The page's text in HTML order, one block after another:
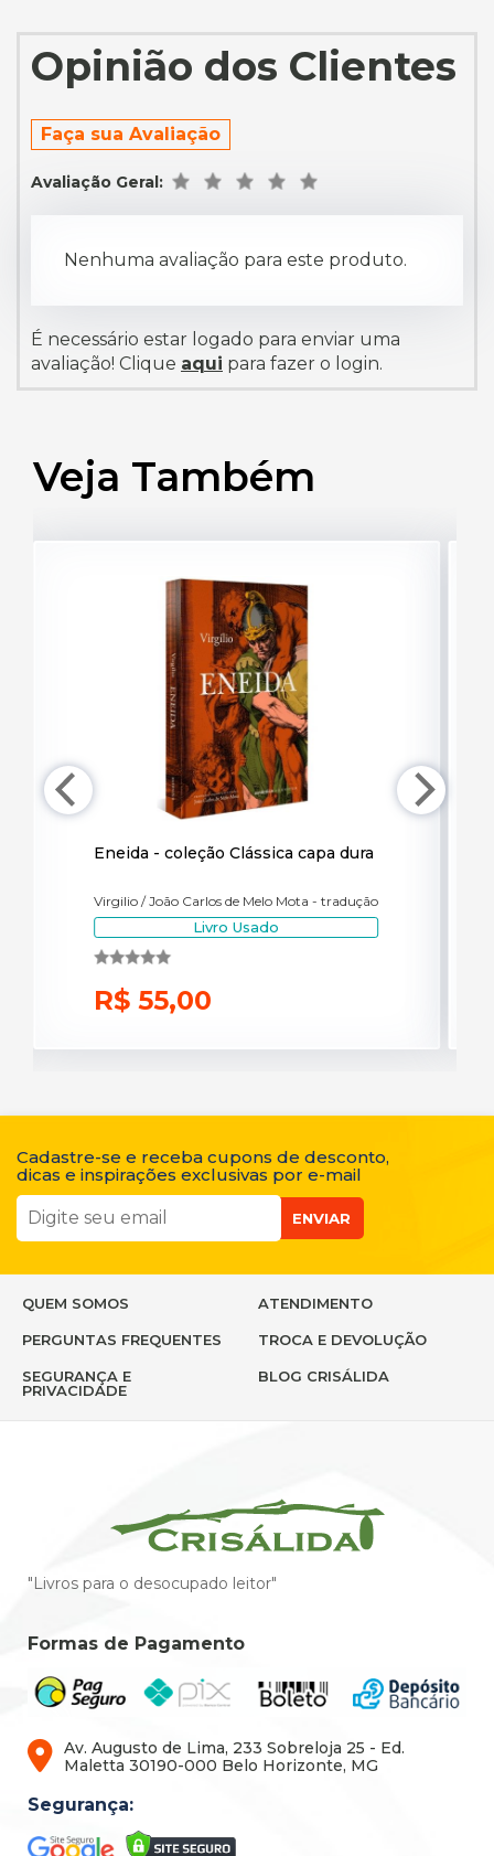
Opinião dos Clientes
Faça sua Avaliação
Avaliação Geral:
Nenhuma avaliação para este produto.
É necessário estar logado para enviar uma
avaliação! Clique aqui para fazer o login.
Veja Também
Eneida - coleção Clássica capa dura
Virgilio / João Carlos de Melo Mota - tradução
Livro Usado
R$ 55,00
Cadastre-se e receba cupons de desconto,
dicas e inspirações exclusivas por e-mail
ENVIAR
QUEM SOMOS ATENDIMENTO
PERGUNTAS FREQUENTES TROCA E DEVOLUÇÃO
SEGURANÇA E
PRIVACIDADE
BLOG CRISÁLIDA
"Livros para o desocupado leitor"
Formas de Pagamento
Av. Augusto de Lima, 233 Sobreloja 25 - Ed.
Maletta 30190-000 Belo Horizonte, MG
Segurança: